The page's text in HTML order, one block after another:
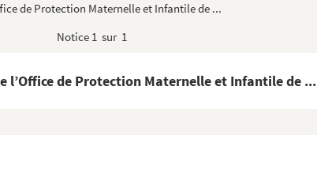
de Protection Maternelle et Infantile de ...
Notice 1 sur 1
l’Office de Protection Maternelle et Infantile de ...